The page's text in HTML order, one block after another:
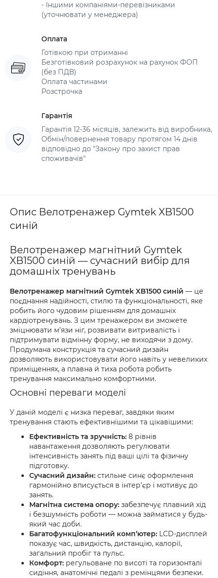
- Іншими компаніями-перевізниками
(уточнювати у менеджера)
Оплата
Готівкою при отриманні
Безготівковий розрахунок на рахунок ФОП
(без ПДВ)
Оплата частинами
Розстрочка
Гарантія
Гарантія 12-36 місяців, залежить від виробника,
Обмін/повернення товару протягом 14 днів
відповідно до "Закону про захист прав
споживачів"
Опис Велотренажер Gymtek XB1500
синій
Велотренажер магнітний Gymtek
XB1500 синій — сучасний вибір для
домашніх тренувань
Велотренажер магнітний Gymtek XB1500 синій — це
поєднання надійності, стилю та функціональності, яке
робить його чудовим рішенням для домашніх
кардіотренувань. З цим тренажером ви зможете
зміцнювати м’язи ніг, розвивати витривалість і
підтримувати відмінну форму, не виходячи з дому.
Продумана конструкція та сучасний дизайн
дозволяють використовувати його навіть у невеликих
приміщеннях, а плавна й тиха робота робить
тренування максимально комфортними.
Основні переваги моделі
У даній моделі є низка переваг, завдяки яким
тренування стають ефективнішими та цікавішими:
Ефективність та зручність: 8 рівнів
навантаження дозволяють регулювати
інтенсивність занять під ваші цілі та фізичну
підготовку.
Сучасний дизайн: стильне синє оформлення
гармонійно вписується в інтер’єр і мотивує до
занять.
Магнітна система опору: забезпечує плавний хід
і безшумність роботи — можна займатися у будь-
який час доби.
Багатофункціональний комп’ютер: LCD-дисплей
показує час, швидкість, дистанцію, калорії,
загальний пробіг та пульс.
Комфорт: регульоване по висоті та горизонталі
сидіння, анатомічні педалі з ремінцями безпеки.